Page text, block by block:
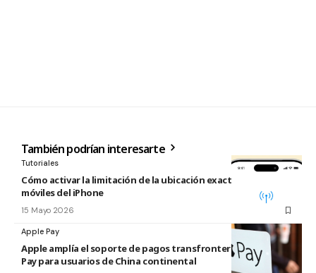
También podrían interesarte
Tutoriales
Cómo activar la limitación de la ubicación exacta para redes
móviles del iPhone
15 Mayo 2026
Apple Pay
Apple amplía el soporte de pagos transfronterizos de Apple
Pay para usuarios de China continental